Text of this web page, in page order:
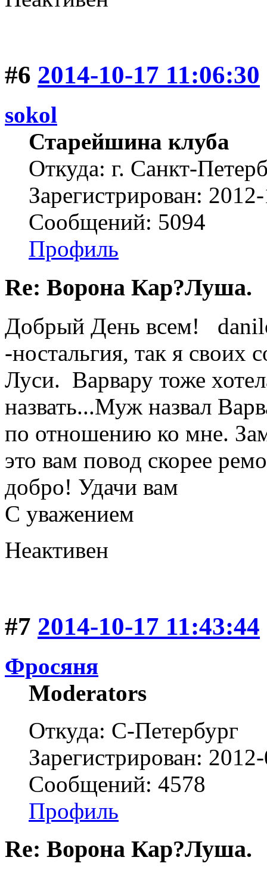
#6 2014-10-17 11:06:30
sokol
Старейшина клуба
Откуда: г. Санкт-
Зарегистрирован:
Сообщений: 5094
Профиль
Re: Ворона Кар?Луша.
Добрый День всем!
-ностальгия, так я своих
Луси. Варвару тоже
назвать...Муж назвал
по отношению ко мне.
это вам повод скорее
добро! Удачи вам
С уважением
Неактивен
#7 2014-10-17 11:43:44
Фросяня
Moderators
Откуда: С-Петербург
Зарегистрирован:
Сообщений: 4578
Профиль
Re: Ворона Кар?Луша.